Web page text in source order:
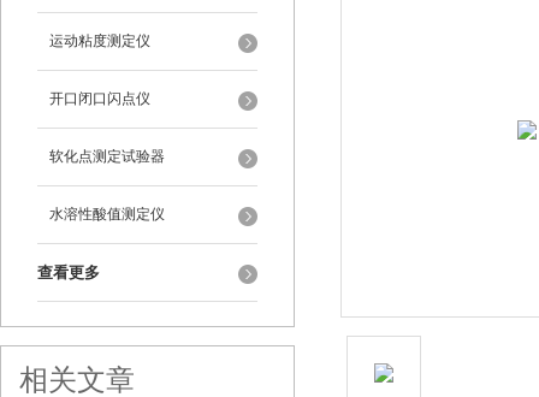
运动粘度测定仪
开口闭口闪点仪
软化点测定试验器
水溶性酸值测定仪
查看更多
相关文章